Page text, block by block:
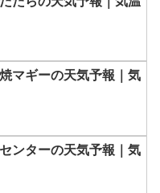
マギーの天気予報｜気
ンターの天気予報｜気